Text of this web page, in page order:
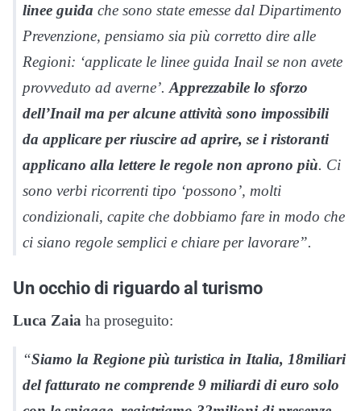
linee guida che sono state emesse dal Dipartimento
Prevenzione, pensiamo sia più corretto dire alle
Regioni: ‘applicate le linee guida Inail se non avete
provveduto ad averne’. Apprezzabile lo sforzo
dell’Inail ma per alcune attività sono impossibili
da applicare per riuscire ad aprire, se i ristoranti
applicano alla lettere le regole non aprono più. Ci
sono verbi ricorrenti tipo ‘possono’, molti
condizionali, capite che dobbiamo fare in modo che
ci siano regole semplici e chiare per lavorare”.
Un occhio di riguardo al turismo
Luca Zaia ha proseguito:
“Siamo la Regione più turistica in Italia, 18miliari
del fatturato ne comprende 9 miliardi di euro solo